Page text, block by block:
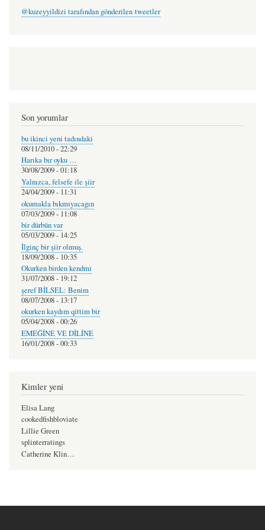
@kuzeyyildizi tarafından gönderilen tweetler
Son yorumlar
bu ikinci yeni tadındaki
08/11/2010 - 22:29
Harıka bır oyku …
30/08/2009 - 01:18
Yalnızca, felsefe ile şiir
24/04/2009 - 11:31
okumakla bıkmıyacagın
07/03/2009 - 11:08
bir dürbün var
05/03/2009 - 14:25
İlginç bir şiir olmuş.
18/09/2008 - 10:35
Okurken birden kendmi
31/07/2008 - 19:12
şeref BİLSEL: Benim
08/07/2008 - 13:17
okurken kaydım qittim bir
05/04/2008 - 00:26
EMEĞİNE VE DİLİNE
16/01/2008 - 00:33
Kimler yeni
Elisa Lang
cookedfishbloviate
Lillie Green
splinterratings
Catherine Klin…